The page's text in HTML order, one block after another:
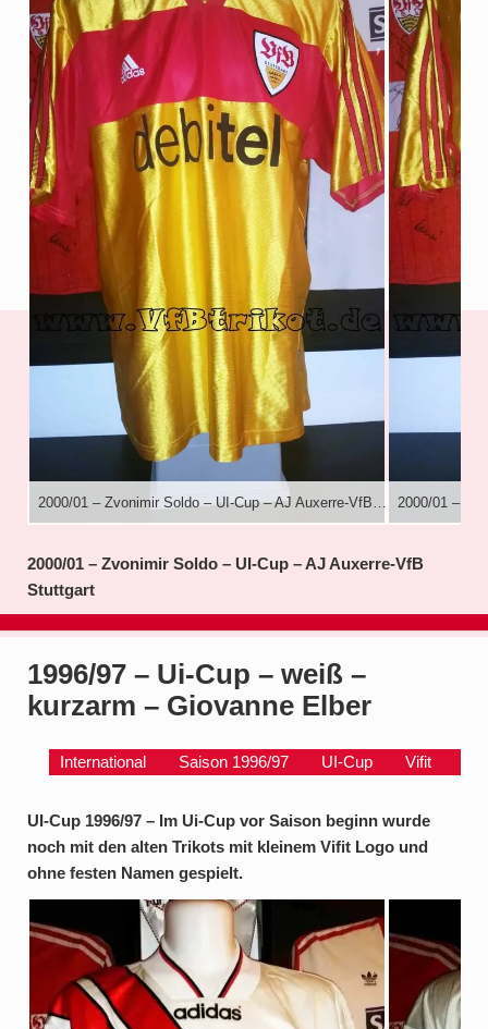
2000/01 – Zvonimir Soldo – UI-Cup – AJ Auxerre-VfB Stuttgart 2000/01 – UI-
2000/01 – Zvonimir Soldo – UI-Cup – AJ Auxerre-VfB
Stuttgart
1996/97 – Ui-Cup – weiß –
kurzarm – Giovanne Elber
International Saison 1996/97 UI-Cup Vifit
UI-Cup 1996/97 – Im Ui-Cup vor Saison beginn wurde
noch mit den alten Trikots mit kleinem Vifit Logo und
ohne festen Namen gespielt.